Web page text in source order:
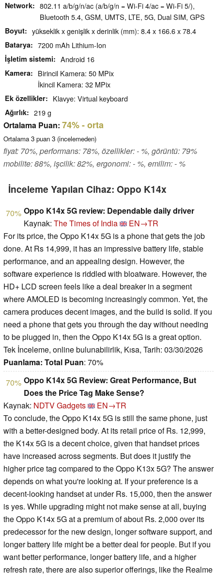
Network
802.11 a/b/g/n/ac (a/b/g/n = Wi-Fi 4/ac = Wi-Fi 5/),
Bluetooth 5.4, GSM, UMTS, LTE, 5G, Dual SIM, GPS
Boyut yükseklik x genişlik x derinlik (mm): 8.4 x 166.6 x 78.4
Batarya 7200 mAh Lithium-Ion
İşletim sistemi Android 16
Kamera
Birincil Kamera: 50 MPix
İkincil Kamera: 32 MPix
Ek özellikler Klavye: Virtual keyboard
Ağırlık 219 g
Ortalama Puan: 74%- orta
Ortalama 3 puan 3 (incelemeden)
fiyat: 70%, performans: 78%, özellikler: - %, görüntü: 79%
mobilite: 88%, işcilik: 82%, ergonomi: - %, emilim: - %
İnceleme Yapılan Cihaz: Oppo K14x
70% Oppo K14x 5G review: Dependable daily driver
Kaynak: The Times of India
EN→TR
For its price, the Oppo K14x 5G is a phone that gets the job
done. At Rs 14,999, it has an impressive battery life, stable
performance, and an appealing design. However, the
software experience is riddled with bloatware. However, the
HD+ LCD screen feels like a deal breaker in a segment
where AMOLED is becoming increasingly common. Yet, the
camera produces decent images, and the build is solid. If you
need a phone that gets you through the day without needing
to be plugged in, then the Oppo K14x 5G is a great option.
Tek İnceleme, online bulunabilirlik, Kısa, Tarih: 03/30/2026
Puanlama: Total Puan: 70%
70% Oppo K14x 5G Review: Great Performance, But
Does the Price Tag Make Sense?
Kaynak: NDTV Gadgets
EN→TR
To conclude, the Oppo K14x 5G is still the same phone, just
with a better-designed body. At its retail price of Rs. 12,999,
the K14x 5G is a decent choice, given that handset prices
have increased across segments. But does it justify the
higher price tag compared to the Oppo K13x 5G? The answer
depends on what you're looking at. If your preference is a
decent-looking handset at under Rs. 15,000, then the answer
is yes. While upgrading might not make sense at all, buying
the Oppo K14x 5G at a premium of about Rs. 2,000 over its
predecessor for the new design, longer software support, and
longer battery life might be a better deal for people. But if you
want better performance, longer battery life, and a higher
refresh rate, there are also superior offerings, like the Realme